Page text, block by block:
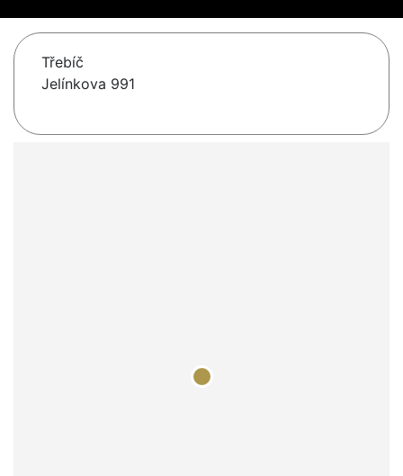
Třebíč
Jelínkova 991